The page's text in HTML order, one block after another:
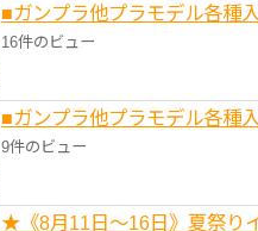
■ガンプラ他プラモデル各種
16件のビュー
■ガンプラ他プラモデル各種
9件のビュー
★《8月11日～16日》夏祭り